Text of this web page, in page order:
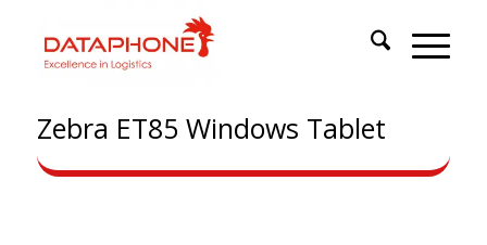
Zebra ET85 Windows Tablet